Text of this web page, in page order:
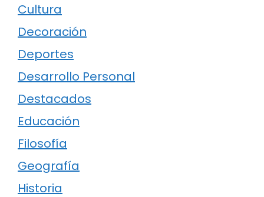
Cultura
Decoración
Deportes
Desarrollo Personal
Destacados
Educación
Filosofía
Geografía
Historia